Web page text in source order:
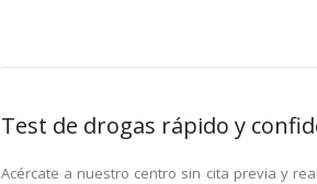
Test de drogas rápido y
Acércate a nuestro centro sin cita previa y